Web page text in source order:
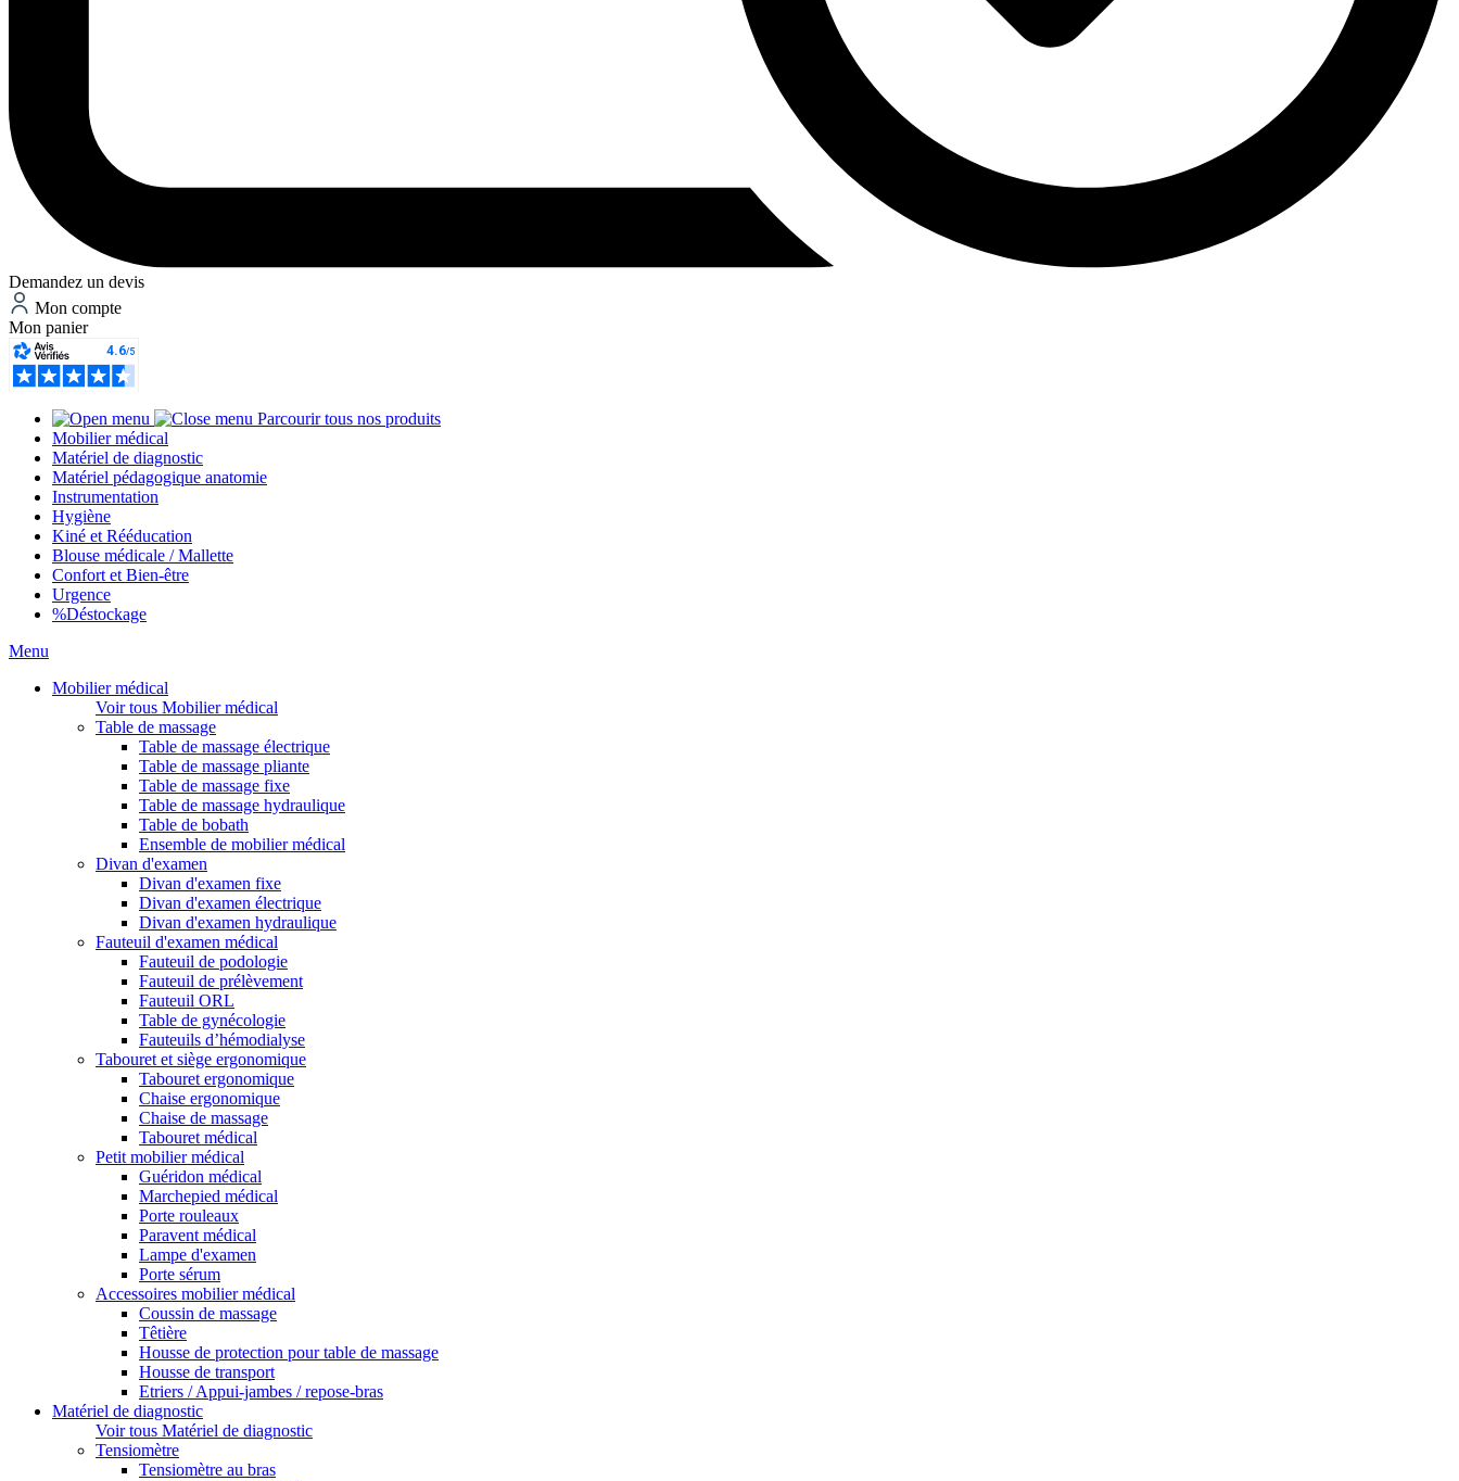
Demandez un devis
Mon compte
Mon panier
Parcourir tous nos produits
Mobilier médical
Matériel de diagnostic
Matériel pédagogique anatomie
Instrumentation
Hygiène
Kiné et Rééducation
Blouse médicale / Mallette
Confort et Bien-être
Urgence
%Déstockage
Menu
Mobilier médical
Voir tous Mobilier médical
Table de massage
Table de massage électrique
Table de massage pliante
Table de massage fixe
Table de massage hydraulique
Table de bobath
Ensemble de mobilier médical
Divan d'examen
Divan d'examen fixe
Divan d'examen électrique
Divan d'examen hydraulique
Fauteuil d'examen médical
Fauteuil de podologie
Fauteuil de prélèvement
Fauteuil ORL
Table de gynécologie
Fauteuils d’hémodialyse
Tabouret et siège ergonomique
Tabouret ergonomique
Chaise ergonomique
Chaise de massage
Tabouret médical
Petit mobilier médical
Guéridon médical
Marchepied médical
Porte rouleaux
Paravent médical
Lampe d'examen
Porte sérum
Accessoires mobilier médical
Coussin de massage
Têtière
Housse de protection pour table de massage
Housse de transport
Etriers / Appui-jambes / repose-bras
Matériel de diagnostic
Voir tous Matériel de diagnostic
Tensiomètre
Tensiomètre au bras